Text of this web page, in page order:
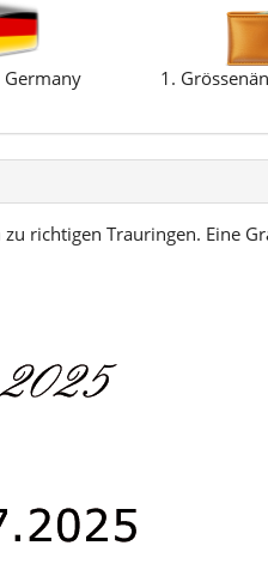
1.
richtigen Trauringen. Eine